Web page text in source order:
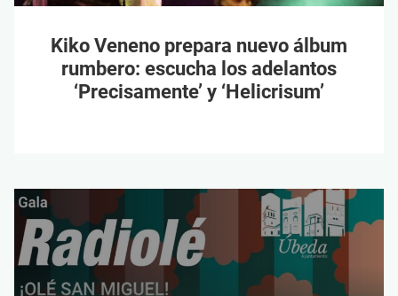
Kiko Veneno prepara nuevo álbum
rumbero: escucha los adelantos
‘Precisamente’ y ‘Helicrisum’